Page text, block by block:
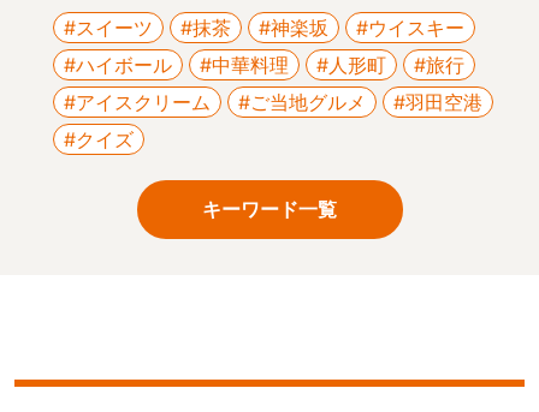
#スイーツ #抹茶 #神楽坂
#ウイスキー
#ハイボール
#中華料理 #人形町
#旅行
#アイスクリーム
#ご当地グルメ
#羽田空港
#クイズ
キーワード一覧